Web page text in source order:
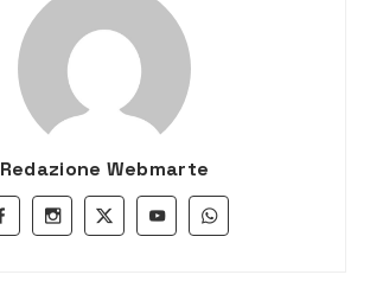
Redazione Webmarte